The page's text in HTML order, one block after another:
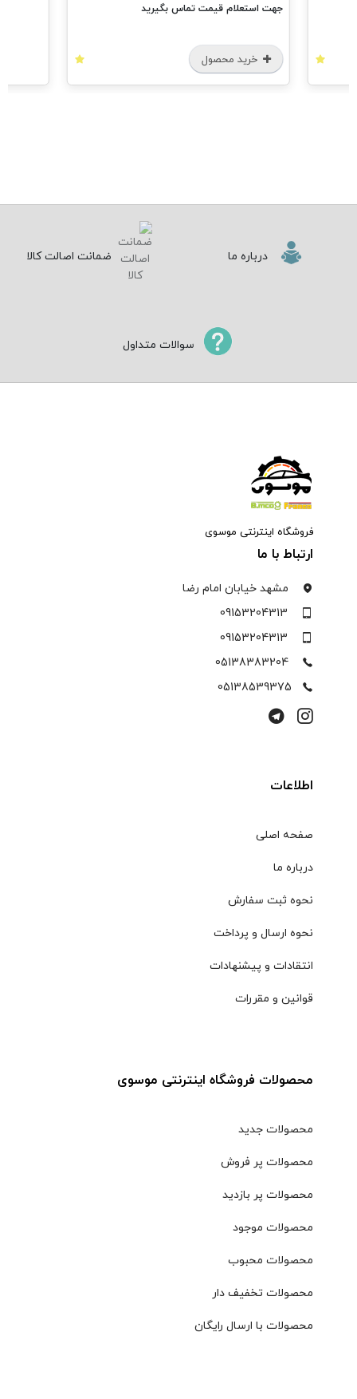
جهت استعلام قیمت تماس بگیرید
خرید محصول
درباره ما ضمانت اصالت کالا
سوالات متداول
فروشگاه اینترنتی موسوی
ارتباط با ما
مشهد خیابان امام رضا
09153204313
09153204313
05138383204
05138539375
اطلاعات
صفحه اصلی
درباره ما
نحوه ثبت سفارش
نحوه ارسال و پرداخت
انتقادات و پیشنهادات
قوانین و مقررات
محصولات فروشگاه اینترنتی موسوی
محصولات جدید
محصولات پر فروش
محصولات پر بازدید
محصولات موجود
محصولات محبوب
محصولات تخفیف دار
محصولات با ارسال رایگان